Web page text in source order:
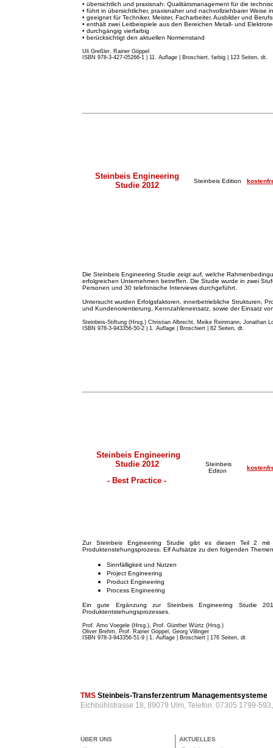
• übersichtlich und praxisnah: Qualitätsmanagement für die
• führt in übersichtlicher, praxisnaher und nachvollziehbarer Weise
• geeignet für Techniker, Meister, Facharbeiter, Ausbilder und
• enthält zwei Leitbeispiele aus den Bereichen Metall- und
• durchgängig vierfarbig
• berücksichtigt den aktuellen Normenstand
Uli Greßler, Rainer Göppel
ISBN 978-3-427-05266-1 | 11. Auflage
Broschiert, farbig | 123 Seiten, dt.
Steinbeis Engineering
Studie 2012
Steinbeis Edition
Die Steinbeis Engineering Studie zeigt auf, welche
erfolgreichen Unternehmen betreffen. Die Studie wurde in zwei
Personen und 30 telefonische Interviews durchgeführt.
Untersucht wurden Erfolgsfaktoren, innerbetriebliche Strukturen,
und Kundenorientierung, Kennzahleneinsatz, sowie der Einsatz
Steinbeis-Stiftung (Hrsg.) Christian Albrecht, Meike Reinmann, Jonathan
ISBN 978-3-943356-50-2 | 1. Auflage | Broschiert | 82 Seiten, dt.
Steinbeis Engineering
Studie 2012
- Best Practice -
Steinbeis
Editon
Zur Steinbeis Engineering Studie gibt es diesen Teil 2 mit
Produktenstehungsprozess. Elf Aufsätze zu den folgenden
Sinnfälligkeit und Nutzen
Project Engineering
Product Engineering
Process Engineering
Ein gute Ergänzung zur Steinbeis Engineering Studie
Produktentstehungsprozesses.
Prof. Arno Voegele (Hrsg.), Prof. Günther Würtz (Hrsg.)
Oliver Brehm, Prof. Rainer Göppel, Georg Villinger
ISBN 978-3-943356-51-9 | 1. Auflage | Broschiert
| 176 Seiten, dt
TMS Steinbeis-Transferzentrum Managementsysteme
Eichbühlstrasse 18, 89079 Ulm, Telefon: 07305 1799-
ÜBER UNS
AKTUELLES